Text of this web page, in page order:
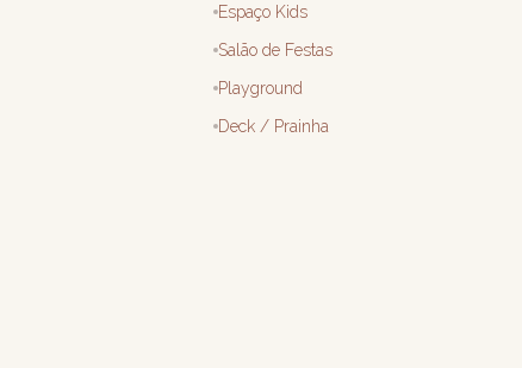
Espaço Kids
Salão de Festas
Playground
Deck / Prainha